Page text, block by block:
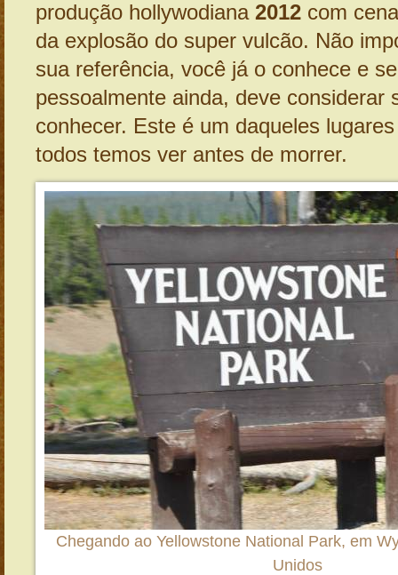
produção hollywodiana 2012 com
da explosão do super vulcão. Não
sua referência, você já o conhece e
pessoalmente ainda, deve considerar
conhecer. Este é um daqueles
todos temos ver antes de morrer.
Chegando ao Yellowstone National Park, em
Unidos